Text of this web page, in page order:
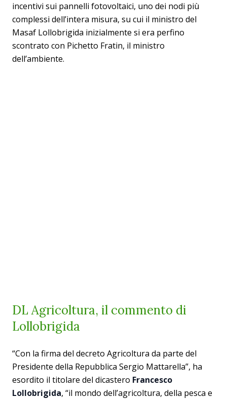
incentivi sui pannelli fotovoltaici, uno dei nodi più
complessi dell’intera misura, su cui il ministro del
Masaf Lollobrigida inizialmente si era perfino
scontrato con Pichetto Fratin, il ministro
dell’ambiente.
DL Agricoltura, il commento di
Lollobrigida
“Con la firma del decreto Agricoltura da parte del
Presidente della Repubblica Sergio Mattarella”, ha
esordito il titolare del dicastero Francesco
Lollobrigida, “il mondo dell’agricoltura, della pesca e